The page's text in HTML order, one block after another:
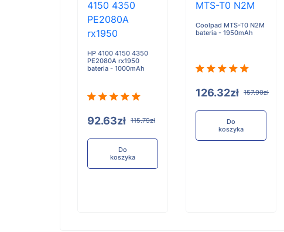
HP 4100 4150 4350
PE2080A rx1950
bateria - 1000mAh
92.63zł 115.79zł
Do
koszyka
Coolpad MTS-T0 N2M
bateria - 1950mAh
126.32zł 157.90zł
Do
koszyka